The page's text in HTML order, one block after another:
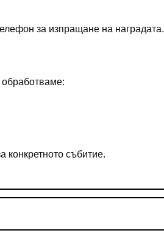
за изпращане на наградата.
обработваме:
конкретното събитие.